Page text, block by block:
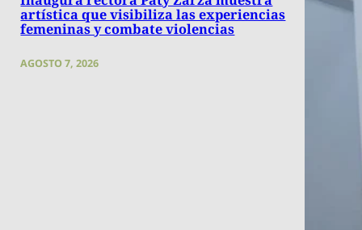
artística que visibiliza las experiencias
femeninas y combate violencias
AGOSTO 7, 2026